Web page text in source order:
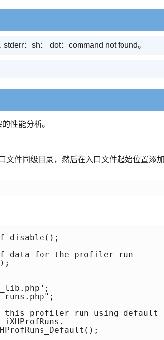
：sh： dot：command not found。
性能分析。
文件同级目录，然后在入口文件起始位置添加
data for the profiler run
this profiler run using default